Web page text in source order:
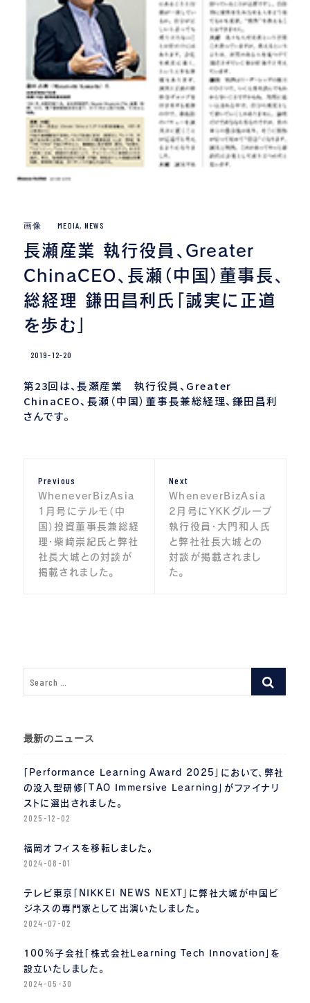
画像 MEDIA, NEWS
長瀬産業 執行役員、Greater
ChinaCEO、長瀬（中国）董事長、
総経理 鎌田昌利氏「誠実に正道
を歩む」
2019-12-20
第23回は、長瀬産業 執行役員、Greater
ChinaCEO、長瀬（中国）董事長兼総経理、鎌田昌利
さんです。
稿
ナ
ビ
ゲ
ン
Previous
post:
WheneverBizAsia
1月号にテルモ（中
国）投資董事長兼総経
理・柴﨑崇紀氏と弊社
社長大城との対談が
掲載されました。
Next
post:
WheneverBizAsia
2月号にYKKグループ
執行役員・大門和人氏
と弊社社長大城との
対談が掲載されまし
た。
最新のニュース
「Performance Learning Award 2025」において、弊社
の没入型研修「TAO Immersive Learning」がファイナリ
ストに選出されました。
2025-12-02
福岡オフィスを移転しました。
2024-08-01
テレビ東京「NIKKEI NEWS NEXT」に弊社大城が中国ビ
ジネスの専門家として出演いたしました。
2024-07-02
100%子会社「株式会社Learning Tech Innovation」を
設立いたしました。
2024-05-30